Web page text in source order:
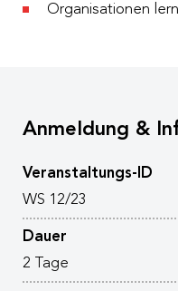
Organisationen
Anmeldung &
Veranstaltungs-ID
WS 12/23
Dauer
2 Tage